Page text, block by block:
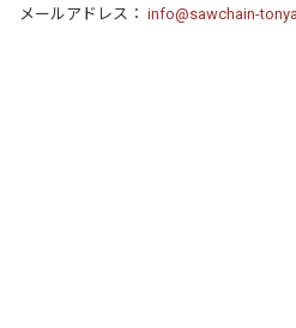
メールアドレス：info@sawchain-